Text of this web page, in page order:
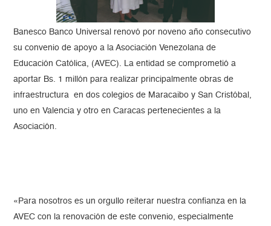
Banesco Banco Universal renovó por noveno año consecutivo
su convenio de apoyo a la Asociación Venezolana de
Educación Católica, (AVEC). La entidad se comprometió a
aportar Bs. 1 millón para realizar principalmente obras de
infraestructura en dos colegios de Maracaibo y San Cristóbal,
uno en Valencia y otro en Caracas pertenecientes a la
Asociación.
«Para nosotros es un orgullo reiterar nuestra confianza en la
AVEC con la renovación de este convenio, especialmente